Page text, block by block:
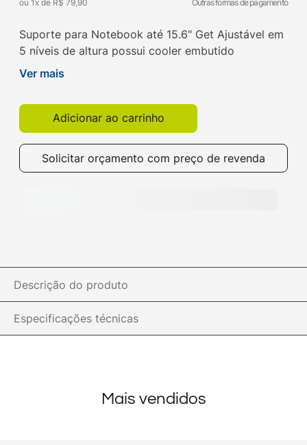
ou 1x de R$ 79,90 Outras formas de pagamento
Suporte para Notebook até 15.6" Get Ajustável em
5 níveis de altura possui cooler embutido
silencioso e centralizado. Compre na Get!
Ver mais
Adicionar ao carrinho
Solicitar orçamento com preço de revenda
Descrição do produto
Especificações técnicas
Mais vendidos